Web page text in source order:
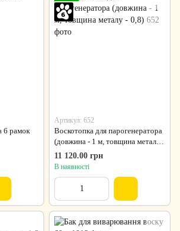
6 рамок
Артикул: 652
Воскотопка для парогенератора
(довжина - 1 м, товщина металу -
0,8)
11 120.00 грн
В наявності